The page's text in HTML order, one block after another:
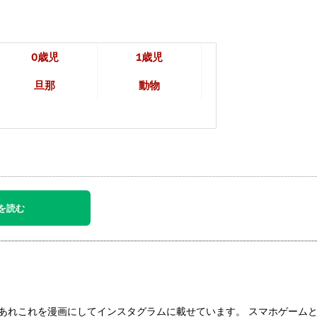
0歳児 1歳児
旦那 動物
読む
これを漫画にしてインスタグラムに載せています。 スマホゲーム